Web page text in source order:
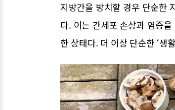
지방간을 방치할 경우 단순한
다. 이는 간세포 손상과 염증
한 상태다. 더 이상 단순한 ‘생